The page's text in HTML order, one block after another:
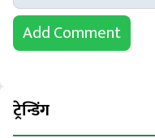
Add Comment
ट्रेन्डिंग